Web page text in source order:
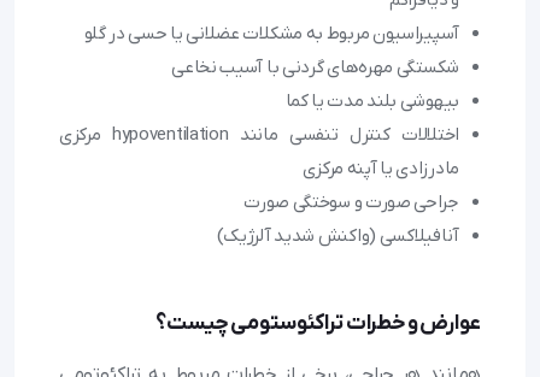
آسپیراسیون مربوط به مشکلات عضلانی یا حسی در گلو
شکستگی مهره‌های گردنی با آسیب نخاعی
بیهوشی بلند مدت یا کما
اختلالات کنترل تنفسی مانند hypoventilation مرکزی
مادرزادی یا آپنه مرکزی
جراحی صورت و سوختگی صورت
آنافیلاکسی (واکنش شدید آلرژیک)
عوارض و خطرات تراکئوستومی چیست؟